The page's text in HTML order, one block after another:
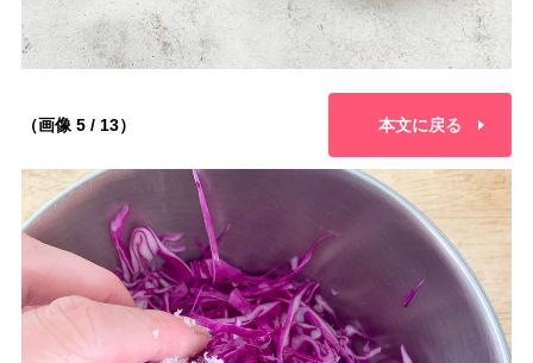
（画像 5 / 13） 本文に戻る